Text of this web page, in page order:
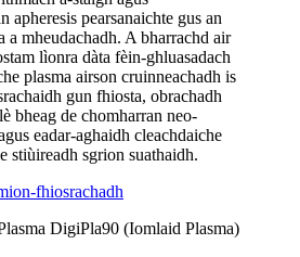
apheresis pearsanaichte gus an
a mheudachadh. A bharrachd air
lìonra dàta fèin-ghluasadach
plasma airson cruinneachadh is
gun fhiosta, obrachadh
bheag de chomharran neo-
eadar-aghaidh cleachdaiche
stiùireadh sgrion suathaidh.
fhiosrachadh